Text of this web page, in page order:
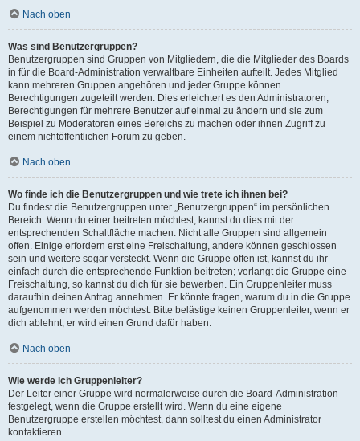
Nach oben
Was sind Benutzergruppen?
Benutzergruppen sind Gruppen von Mitgliedern, die die Mitglieder des Boards
in für die Board-Administration verwaltbare Einheiten aufteilt. Jedes Mitglied
kann mehreren Gruppen angehören und jeder Gruppe können
Berechtigungen zugeteilt werden. Dies erleichtert es den Administratoren,
Berechtigungen für mehrere Benutzer auf einmal zu ändern und sie zum
Beispiel zu Moderatoren eines Bereichs zu machen oder ihnen Zugriff zu
einem nichtöffentlichen Forum zu geben.
Nach oben
Wo finde ich die Benutzergruppen und wie trete ich ihnen bei?
Du findest die Benutzergruppen unter „Benutzergruppen“ im persönlichen
Bereich. Wenn du einer beitreten möchtest, kannst du dies mit der
entsprechenden Schaltfläche machen. Nicht alle Gruppen sind allgemein
offen. Einige erfordern erst eine Freischaltung, andere können geschlossen
sein und weitere sogar versteckt. Wenn die Gruppe offen ist, kannst du ihr
einfach durch die entsprechende Funktion beitreten; verlangt die Gruppe eine
Freischaltung, so kannst du dich für sie bewerben. Ein Gruppenleiter muss
daraufhin deinen Antrag annehmen. Er könnte fragen, warum du in die Gruppe
aufgenommen werden möchtest. Bitte belästige keinen Gruppenleiter, wenn er
dich ablehnt, er wird einen Grund dafür haben.
Nach oben
Wie werde ich Gruppenleiter?
Der Leiter einer Gruppe wird normalerweise durch die Board-Administration
festgelegt, wenn die Gruppe erstellt wird. Wenn du eine eigene
Benutzergruppe erstellen möchtest, dann solltest du einen Administrator
kontaktieren.